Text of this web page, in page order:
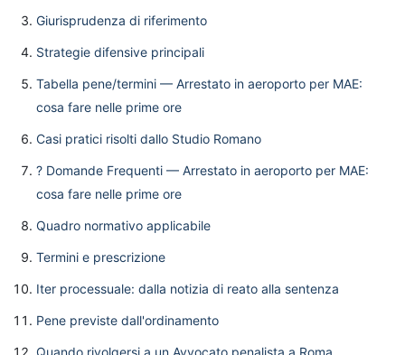
Giurisprudenza di riferimento
Strategie difensive principali
Tabella pene/termini — Arrestato in aeroporto per MAE:
cosa fare nelle prime ore
Casi pratici risolti dallo Studio Romano
? Domande Frequenti — Arrestato in aeroporto per MAE:
cosa fare nelle prime ore
Quadro normativo applicabile
Termini e prescrizione
Iter processuale: dalla notizia di reato alla sentenza
Pene previste dall'ordinamento
Quando rivolgersi a un Avvocato penalista a Roma